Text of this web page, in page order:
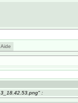
Aide
: